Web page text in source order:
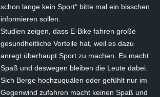
schon lange kein Sport“ bitte mal ein bisschen
informieren sollen.
Studien zeigen, dass E-Bike fahren große
gesundheitliche Vorteile hat, weil es dazu
anregt überhaupt Sport zu machen. Es macht
Spaß und deswegen bleiben die Leute dabei.
Sich Berge hochzuquälen oder gefühlt nur im
Gegenwind zufahren macht keinen Spaß und